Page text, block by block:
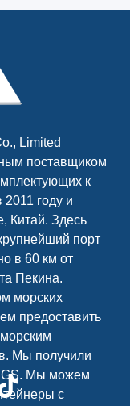
Limited
поставщиком
к
году и
Китай. Здесь
порт
в 60 км от
Пекина.
морских
предоставить
Мы получили
Мы можем
с